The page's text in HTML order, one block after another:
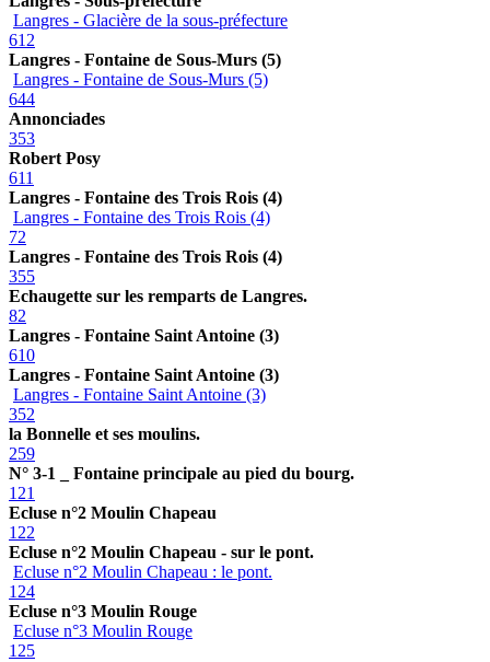
Langres - Glacière de la sous-préfecture
612
Langres - Fontaine de Sous-Murs (5)
Langres - Fontaine de Sous-Murs (5)
644
Annonciades
353
Robert Posy
611
Langres - Fontaine des Trois Rois (4)
Langres - Fontaine des Trois Rois (4)
72
Langres - Fontaine des Trois Rois (4)
355
Echaugette sur les remparts de Langres.
82
Langres - Fontaine Saint Antoine (3)
610
Langres - Fontaine Saint Antoine (3)
Langres - Fontaine Saint Antoine (3)
352
la Bonnelle et ses moulins.
259
N° 3-1 _ Fontaine principale au pied du bourg.
121
Ecluse n°2 Moulin Chapeau
122
Ecluse n°2 Moulin Chapeau - sur le pont.
Ecluse n°2 Moulin Chapeau : le pont.
124
Ecluse n°3 Moulin Rouge
Ecluse n°3 Moulin Rouge
125